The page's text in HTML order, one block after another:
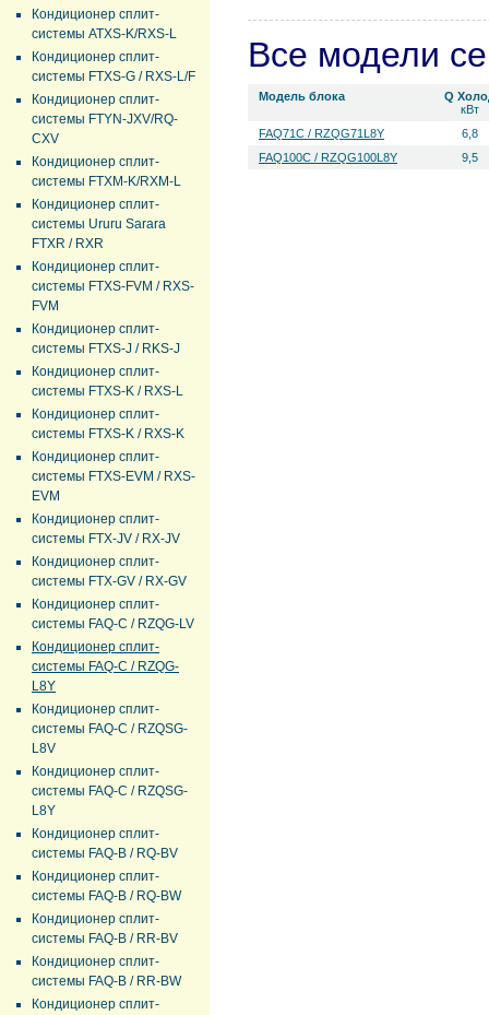
Кондиционер сплит-
системы ATXS-K/RXS-L
Кондиционер сплит-
системы FTXS-G / RXS-L/F
Кондиционер сплит-
системы FTYN-JXV/RQ-
CXV
Кондиционер сплит-
системы FTXM-K/RXM-L
Кондиционер сплит-
системы Ururu Sarara
FTXR / RXR
Кондиционер сплит-
системы FTXS-FVM / RXS-
FVM
Кондиционер сплит-
системы FTXS-J / RKS-J
Кондиционер сплит-
системы FTXS-K / RXS-L
Кондиционер сплит-
системы FTXS-K / RXS-K
Кондиционер сплит-
системы FTXS-EVM / RXS-
EVM
Кондиционер сплит-
системы FTX-JV / RX-JV
Кондиционер сплит-
системы FTX-GV / RX-GV
Кондиционер сплит-
системы FAQ-C / RZQG-LV
Кондиционер сплит-
системы FAQ-C / RZQG-
L8Y
Кондиционер сплит-
системы FAQ-C / RZQSG-
L8V
Кондиционер сплит-
системы FAQ-C / RZQSG-
L8Y
Кондиционер сплит-
системы FAQ-B / RQ-BV
Кондиционер сплит-
системы FAQ-B / RQ-BW
Кондиционер сплит-
системы FAQ-B / RR-BV
Кондиционер сплит-
системы FAQ-B / RR-BW
Кондиционер сплит-
Все модели
Модель блока
Q
кВт
FAQ71C / RZQG71L8Y
6,8
FAQ100C / RZQG100L8Y
9,5